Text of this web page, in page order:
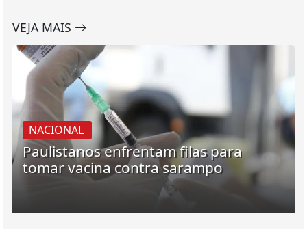
VEJA MAIS
NACIONAL
Paulistanos enfrentam filas para
tomar vacina contra sarampo